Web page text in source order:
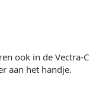
ook in de Vectra-C
aan het handje.